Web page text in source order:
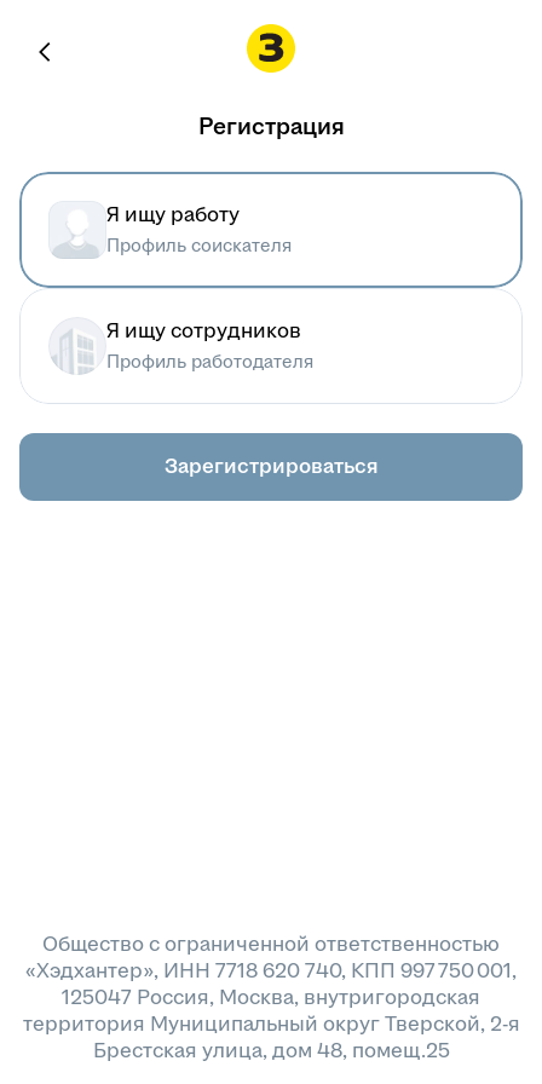
Регистрация
Я ищу работу
Профиль соискателя
Я ищу сотрудников
Профиль работодателя
Зарегистрироваться
Общество с ограниченной ответственностью
«Хэдхантер», ИНН 7718 620 740, КПП 997 750 001,
125047 Россия, Москва, внутригородская
территория Муниципальный округ Тверской, 2-я
Брестская улица, дом 48, помещ.25